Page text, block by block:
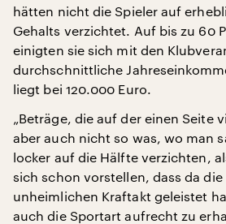
hätten nicht die Spieler auf
Gehalts verzichtet. Auf bis zu 60
einigten sie sich mit den
durchschnittliche
liegt bei 120.000 Euro.
„Beträge, die auf der einen Seite
aber auch nicht so was, wo man
locker auf die Hälfte verzichten,
sich schon vorstellen, dass da die
unheimlichen Kraftakt geleistet
auch die Sportart aufrecht zu